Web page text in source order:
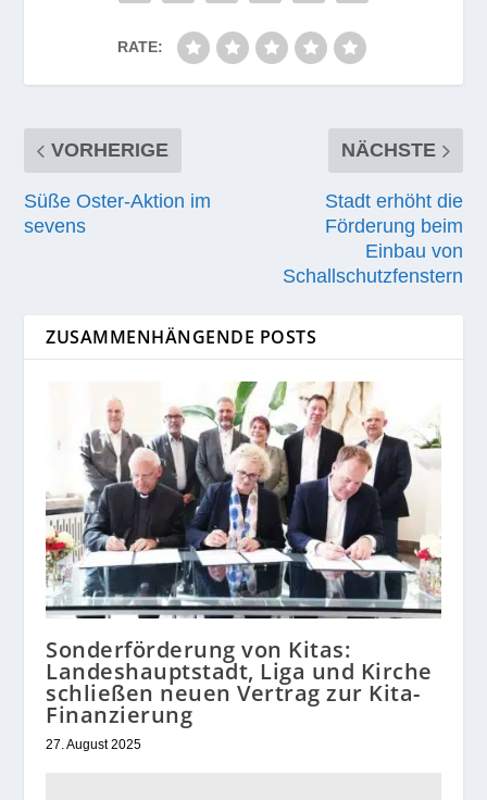
RATE:
VORHERIGE
Süße Oster-Aktion im
sevens
NÄCHSTE
Stadt erhöht die
Förderung beim
Einbau von
Schallschutzfenstern
ZUSAMMENHÄNGENDE POSTS
Sonderförderung von Kitas:
Landeshauptstadt, Liga und Kirche
schließen neuen Vertrag zur Kita-
Finanzierung
27. August 2025